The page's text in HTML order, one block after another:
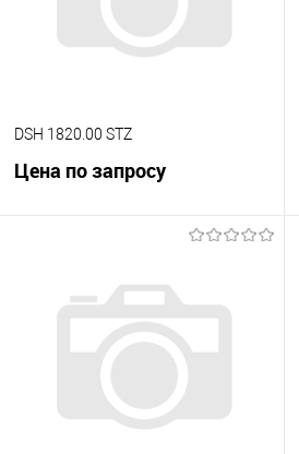
DSH 1820.00 STZ
Цена по запросу
В корзину
К сравнению
В избранное
Под заказ